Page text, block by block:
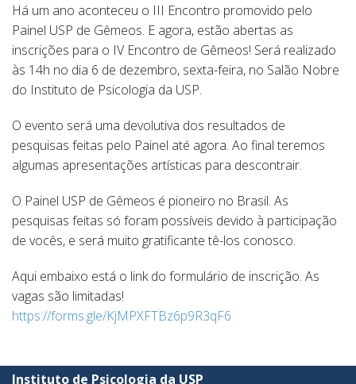
Há um ano aconteceu o III Encontro promovido pelo
Painel USP de Gêmeos. E agora, estão abertas as
inscrições para o IV Encontro de Gêmeos! Será realizado
às 14h no dia 6 de dezembro, sexta-feira, no Salão Nobre
do Instituto de Psicologia da USP.
O evento será uma devolutiva dos resultados de
pesquisas feitas pelo Painel até agora. Ao final teremos
algumas apresentações artísticas para descontrair.
O Painel USP de Gêmeos é pioneiro no Brasil. As
pesquisas feitas só foram possíveis devido à participação
de vocês, e será muito gratificante tê-los conosco.
Aqui embaixo está o link do formulário de inscrição. As
vagas são limitadas!
https://forms.gle/KjMPXFTBz6p9R3qF6
Instituto de Psicologia da USP